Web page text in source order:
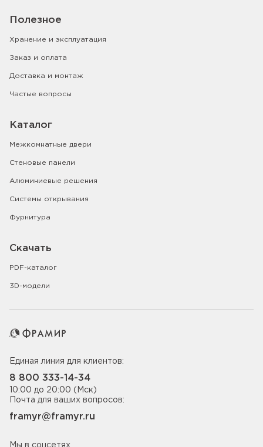
Полезное
Хранение и эксплуатация
Заказ и оплата
Доставка и монтаж
Частые вопросы
Каталог
Межкомнатные двери
Стеновые панели
Алюминиевые решения
Системы открывания
Фурнитура
Скачать
PDF-каталог
3D-модели
Единая линия для клиентов:
8 800 333-14-34
10:00 до 20:00 (Мск)
Почта для ваших вопросов:
framyr@framyr.ru
Мы в соцсетях